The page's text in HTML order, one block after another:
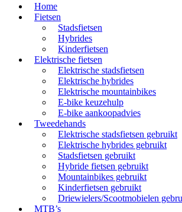
Home
Fietsen
Stadsfietsen
Hybrides
Kinderfietsen
Elektrische fietsen
Elektrische stadsfietsen
Elektrische hybrides
Elektrische mountainbikes
E-bike keuzehulp
E-bike aankoopadvies
Tweedehands
Elektrische stadsfietsen gebruikt
Elektrische hybrides gebruikt
Stadsfietsen gebruikt
Hybride fietsen gebruikt
Mountainbikes gebruikt
Kinderfietsen gebruikt
Driewielers/Scootmobielen
MTB’s